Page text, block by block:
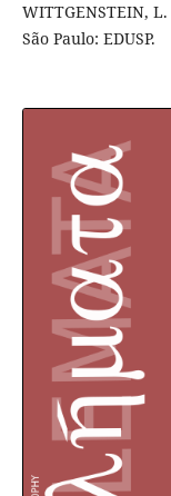
WITTGENSTEIN,
São Paulo: EDUSP.